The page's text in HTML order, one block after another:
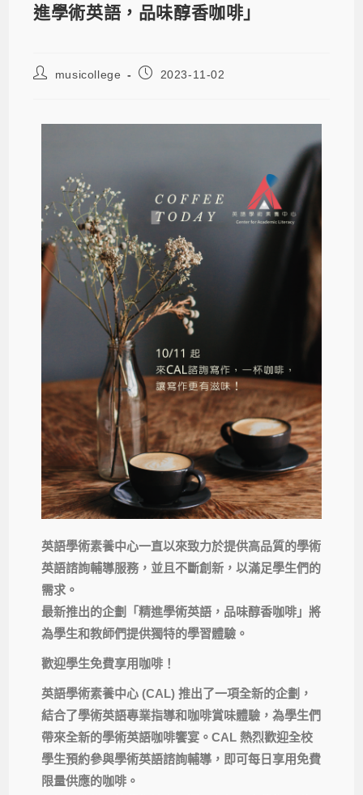
進學術英語，品味醇香咖啡」
musicollege 2023-11-02
英語學術素養中心一直以來致力於提供高品質的學術
英語諮詢輔導服務，並且不斷創新，以滿足學生們的
需求。
最新推出的企劃「精進學術英語，品味醇香咖啡」將
為學生和教師們提供獨特的學習體驗。
歡迎學生免費享用咖啡！
英語學術素養中心 (CAL)推出了一項全新的企劃，
結合了學術英語專業指導和咖啡賞味體驗，為學生們
帶來全新的學術英語咖啡饗宴。CAL熱烈歡迎全校
學生預約參與學術英語諮詢輔導，即可每日享用免費
限量供應的咖啡。